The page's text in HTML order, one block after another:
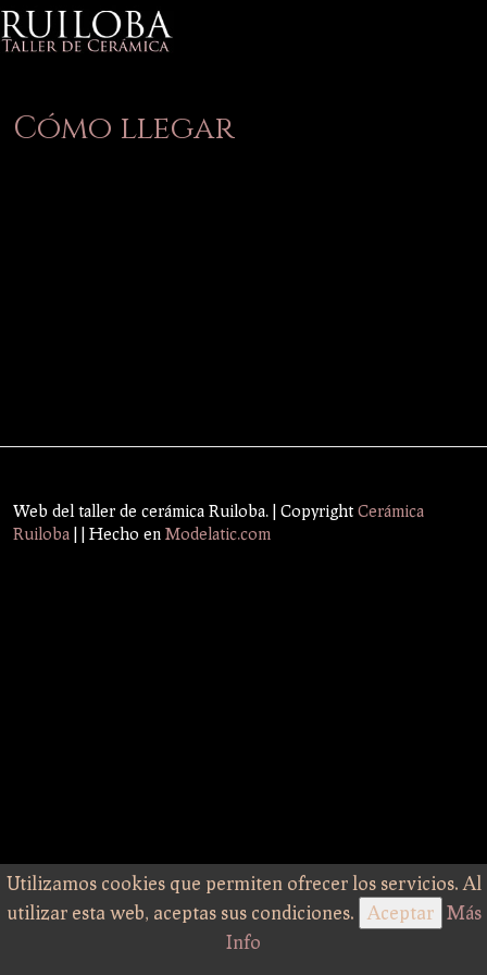
Cómo llegar
Web del taller de cerámica Ruiloba. | Copyright Cerámica
Ruiloba | | Hecho en Modelatic.com
Utilizamos cookies que permiten ofrecer los servicios. Al
utilizar esta web, aceptas sus condiciones.
Aceptar Más
Info